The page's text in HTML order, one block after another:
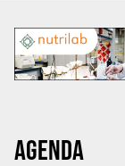
AGENDA